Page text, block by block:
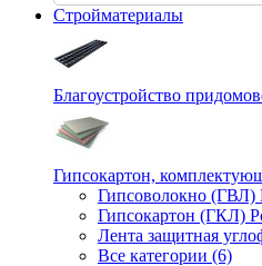
Стройматериалы
Благоустройство
Гипсокартон,
Гипсоволокно (ГВЛ)
Гипсокартон (ГКЛ)
Лента защитная
Все категории (6)